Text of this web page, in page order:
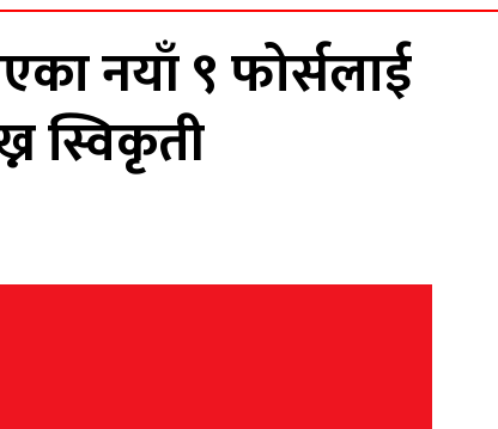
नयाँ ९ फोर्सलाई
स्विकृती